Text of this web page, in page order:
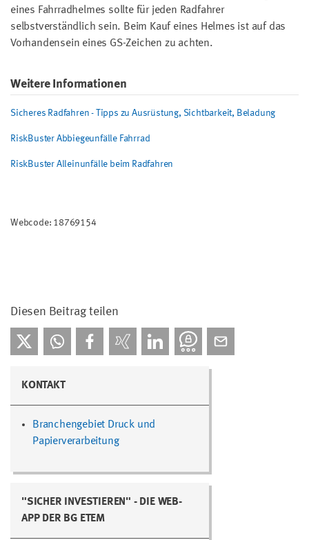
eines Fahrradhelmes sollte für jeden Radfahrer
selbstverständlich sein. Beim Kauf eines Helmes ist auf das
Vorhandensein eines GS-Zeichen zu achten.
Weitere Informationen
Sicheres Radfahren - Tipps zu Ausrüstung, Sichtbarkeit, Beladung
RiskBuster Abbiegeunfälle Fahrrad
RiskBuster Alleinunfälle beim Radfahren
Webcode: 18769154
Diesen Beitrag teilen
KONTAKT
Branchengebiet Druck und
Papierverarbeitung
"SICHER INVESTIEREN" - DIE WEB-
APP DER BG ETEM